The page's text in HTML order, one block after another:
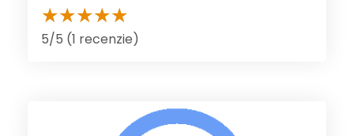
5/5 (1 recenzie)